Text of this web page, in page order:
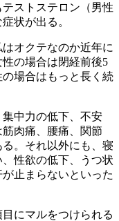
ストステロン（男性
状が出る。
オクテなのか近年に
の場合は閉経前後5
場合はもっと長く続
中力の低下、不安
肉痛、腰痛、関節
。それ以外にも、寝
性欲の低下、うつ状
止まらないといった
にマルをつけられる